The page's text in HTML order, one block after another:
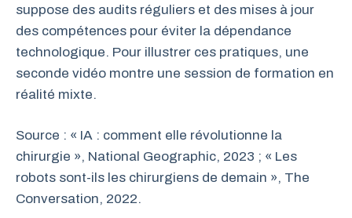
suppose des audits réguliers et des mises à jour
des compétences pour éviter la dépendance
technologique. Pour illustrer ces pratiques, une
seconde vidéo montre une session de formation en
réalité mixte.
Source : « IA : comment elle révolutionne la
chirurgie », National Geographic, 2023 ; « Les
robots sont-ils les chirurgiens de demain », The
Conversation, 2022.